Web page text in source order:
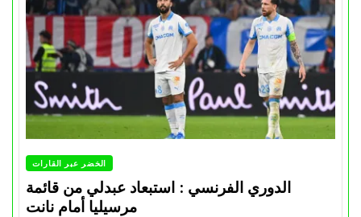
الخضر عبر القارات
الدوري الفرنسي : استبعاد عبدلي من قائمة
مرسيليا أمام نانت